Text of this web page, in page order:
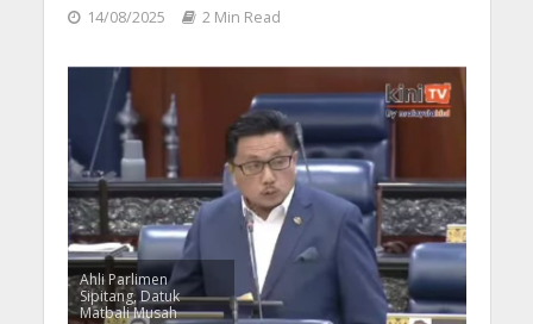
14/08/2025 2 Min Read
Ahli Parlimen
Sipitang, Datuk
Matbali Musah